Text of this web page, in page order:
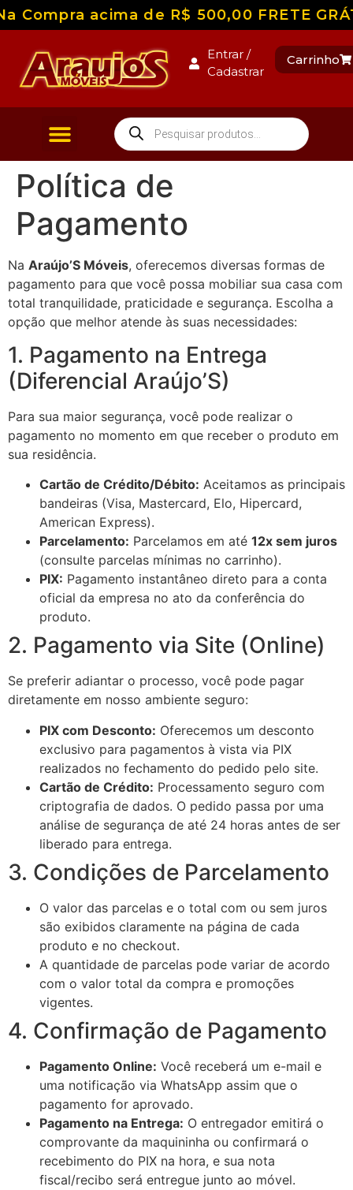
acima de R$ 500,00 FRETE
Entrar /
Cadastrar
Carrinho
Política de
Pagamento
Na Araújo’S Móveis, oferecemos diversas formas de
pagamento para que você possa mobiliar sua casa com
total tranquilidade, praticidade e segurança. Escolha a
opção que melhor atende às suas necessidades:
1. Pagamento na Entrega
(Diferencial Araújo’S)
Para sua maior segurança, você pode realizar o
pagamento no momento em que receber o produto em
sua residência.
Cartão de Crédito/Débito: Aceitamos as principais
bandeiras (Visa, Mastercard, Elo, Hipercard,
American Express).
Parcelamento: Parcelamos em até 12x sem juros
(consulte parcelas mínimas no carrinho).
PIX: Pagamento instantâneo direto para a conta
oficial da empresa no ato da conferência do
produto.
2. Pagamento via Site (Online)
Se preferir adiantar o processo, você pode pagar
diretamente em nosso ambiente seguro:
PIX com Desconto: Oferecemos um desconto
exclusivo para pagamentos à vista via PIX
realizados no fechamento do pedido pelo site.
Cartão de Crédito: Processamento seguro com
criptografia de dados. O pedido passa por uma
análise de segurança de até 24 horas antes de ser
liberado para entrega.
3. Condições de Parcelamento
O valor das parcelas e o total com ou sem juros
são exibidos claramente na página de cada
produto e no checkout.
A quantidade de parcelas pode variar de acordo
com o valor total da compra e promoções
vigentes.
4. Confirmação de Pagamento
Pagamento Online: Você receberá um e-mail e
uma notificação via WhatsApp assim que o
pagamento for aprovado.
Pagamento na Entrega: O entregador emitirá o
comprovante da maquininha ou confirmará o
recebimento do PIX na hora, e sua nota
fiscal/recibo será entregue junto ao móvel.